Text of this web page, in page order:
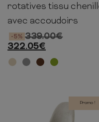
rotatives tissu
avec accoudoirs
339.00€
-5%
322.05€
Promo !